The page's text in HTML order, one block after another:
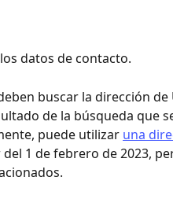
datos de contacto.
buscar la dirección de
de la búsqueda que
puede utilizar una
1 de febrero de 2023,